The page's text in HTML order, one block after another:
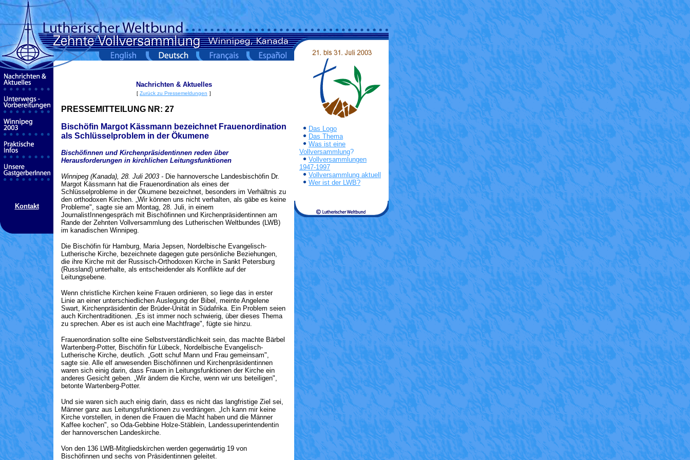
Kontakt
Nachrichten & Aktuelles
[ Zurück zu Pressemeldungen ]
PRESSEMITTEILUNG NR: 27
Bischöfin Margot Kässmann bezeichnet Frauenordination
als Schlüsselproblem in der Ökumene
Bischöfinnen und Kirchenpräsidentinnen reden über
Herausforderungen in kirchlichen Leitungsfunktionen
Winnipeg (Kanada), 28. Juli 2003 - Die hannoversche Landesbischöfin Dr.
Margot Kässmann hat die Frauenordination als eines der
Schlüsselprobleme in der Ökumene bezeichnet, besonders im Verhältnis zu
den orthodoxen Kirchen. „Wir können uns nicht verhalten, als gäbe es keine
Probleme", sagte sie am Montag, 28. Juli, in einem
JournalistInnengespräch mit Bischöfinnen und Kirchenpräsidentinnen am
Rande der Zehnten Vollversammlung des Lutherischen Weltbundes (LWB)
im kanadischen Winnipeg.
Die Bischöfin für Hamburg, Maria Jepsen, Nordelbische Evangelisch-
Lutherische Kirche, bezeichnete dagegen gute persönliche Beziehungen,
die ihre Kirche mit der Russisch-Orthodoxen Kirche in Sankt Petersburg
(Russland) unterhalte, als entscheidender als Konflikte auf der
Leitungsebene.
Wenn christliche Kirchen keine Frauen ordinieren, so liege das in erster
Linie an einer unterschiedlichen Auslegung der Bibel, meinte Angelene
Swart, Kirchenpräsidentin der Brüder-Unität in Südafrika. Ein Problem seien
auch Kirchentraditionen. „Es ist immer noch schwierig, über dieses Thema
zu sprechen. Aber es ist auch eine Machtfrage", fügte sie hinzu.
Frauenordination sollte eine Selbstverständlichkeit sein, das machte Bärbel
Wartenberg-Potter, Bischöfin für Lübeck, Nordelbische Evangelisch-
Lutherische Kirche, deutlich. „Gott schuf Mann und Frau gemeinsam",
sagte sie. Alle elf anwesenden Bischöfinnen und Kirchenpräsidentinnen
waren sich einig darin, dass Frauen in Leitungsfunktionen der Kirche ein
anderes Gesicht geben. „Wir ändern die Kirche, wenn wir uns beteiligen",
betonte Wartenberg-Potter.
Und sie waren sich auch einig darin, dass es nicht das langfristige Ziel sei,
Männer ganz aus Leitungsfunktionen zu verdrängen. „Ich kann mir keine
Kirche vorstellen, in denen die Frauen die Macht haben und die Männer
Kaffee kochen", so Oda-Gebbine Holze-Stäblein, Landessuperintendentin
der hannoverschen Landeskirche.
Von den 136 LWB-Mitgliedskirchen werden gegenwärtig 19 von
Bischöfinnen und sechs von Präsidentinnen geleitet.
Das Logo
Das Thema
Was ist eine
Vollversammlung?
Vollversammlungen
1947-1997
Vollversammlung aktuell
Wer ist der LWB?